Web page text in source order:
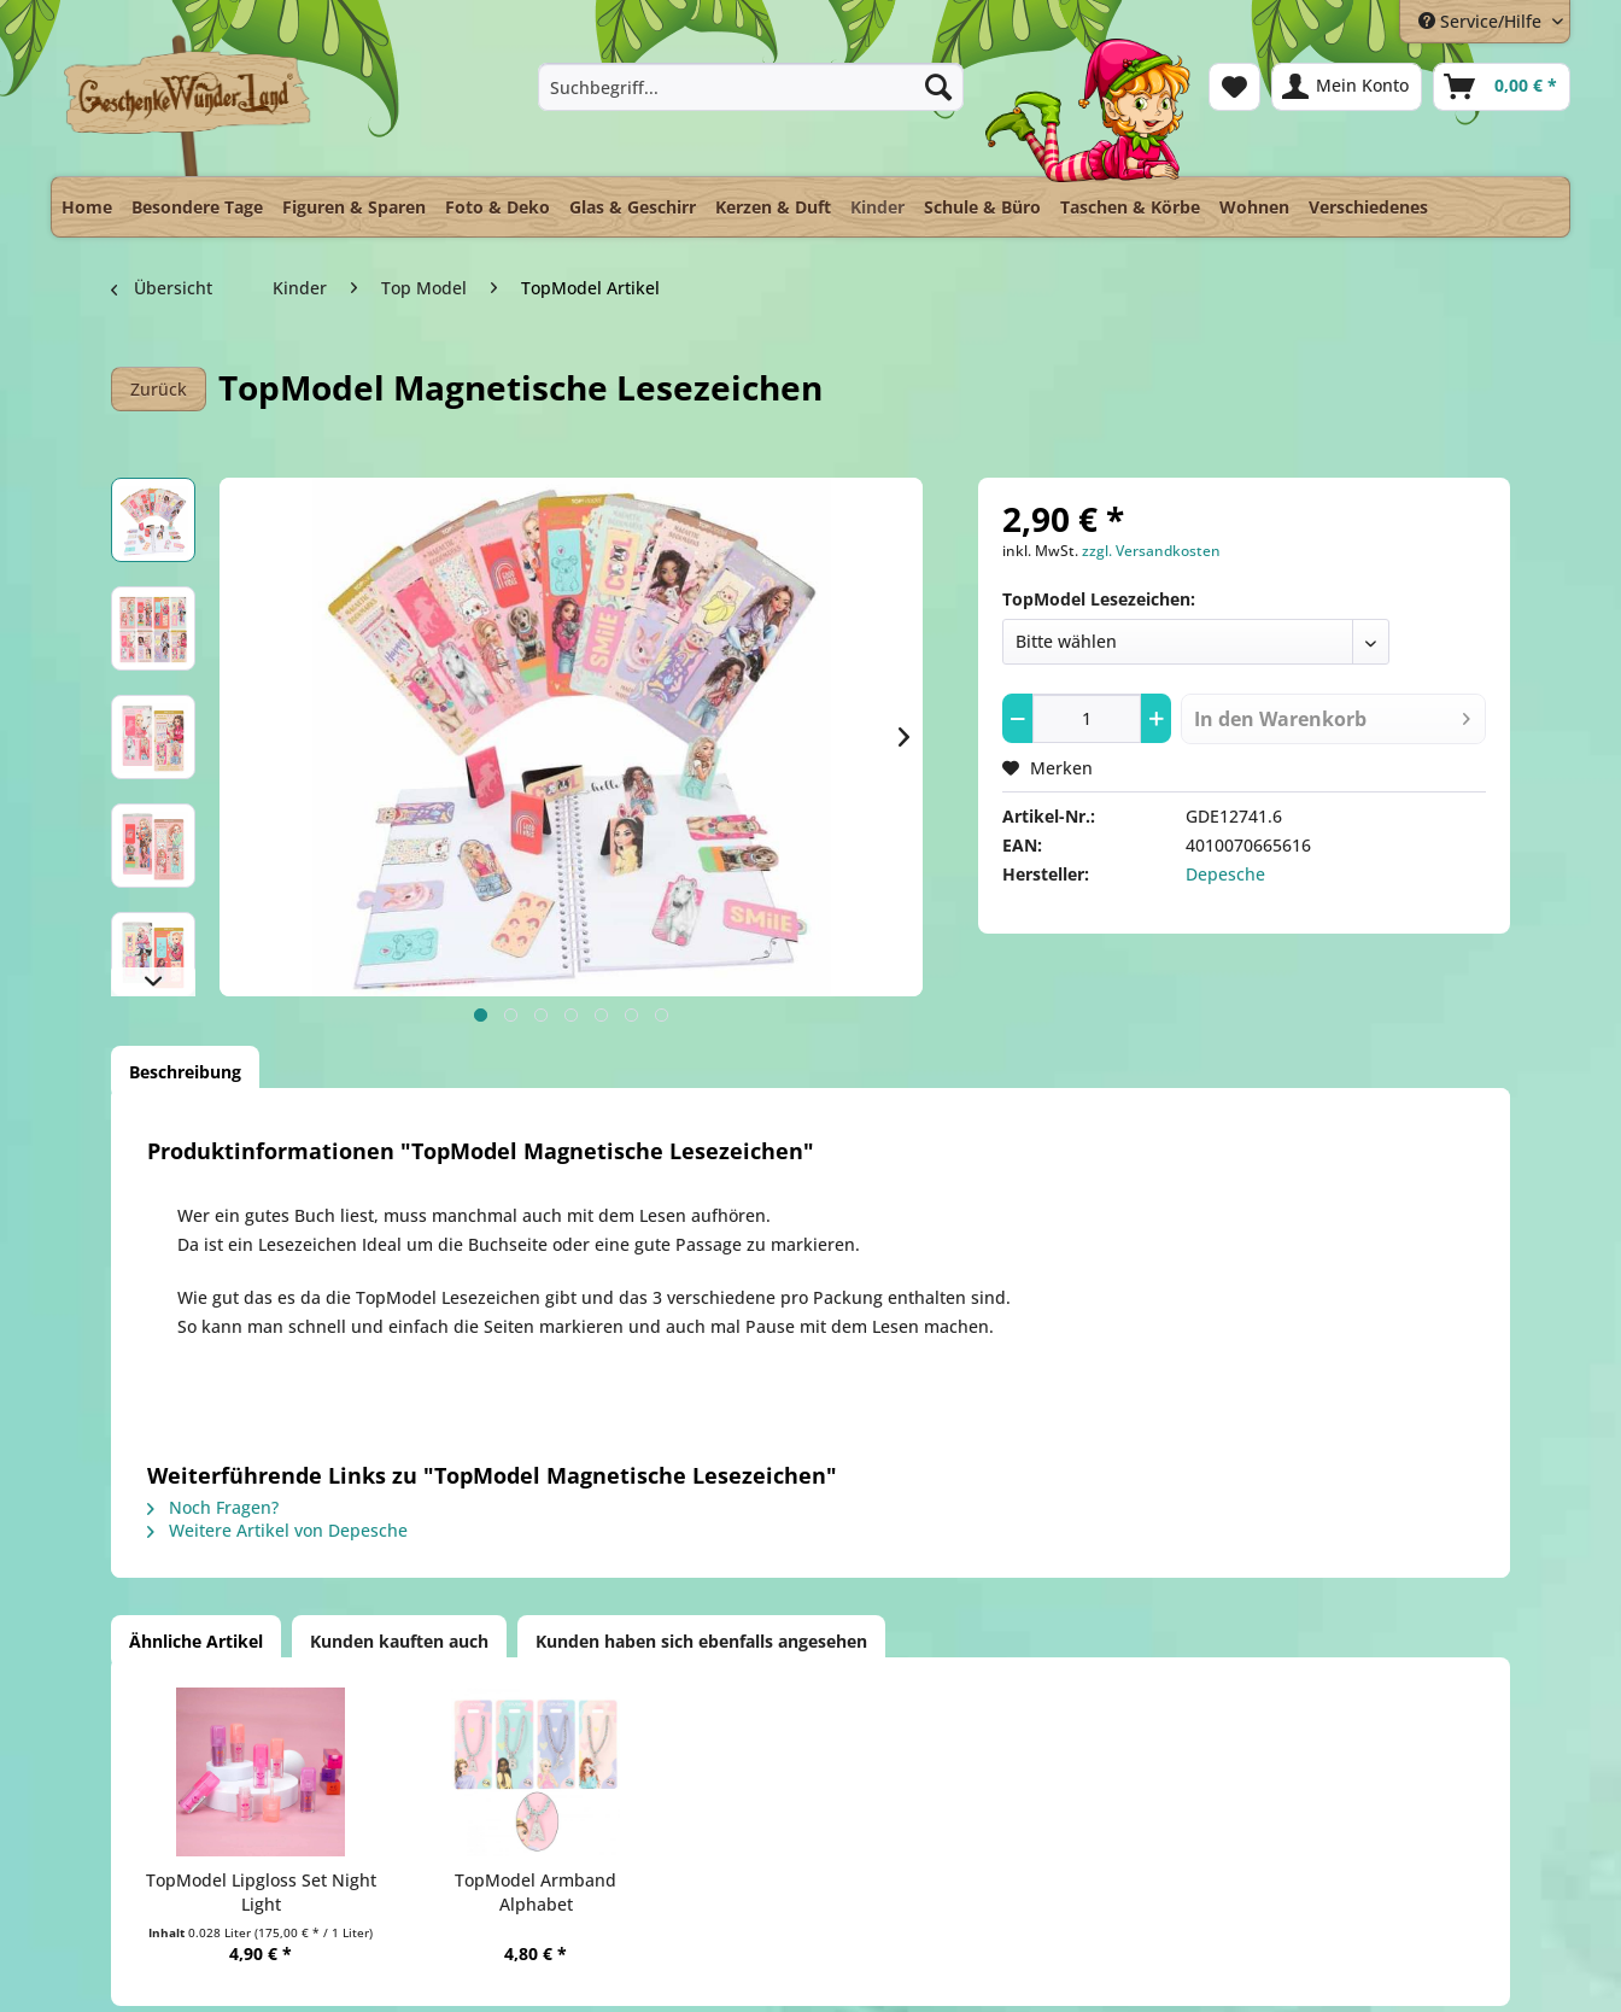
Service/Hilfe
Mein Konto 0,00 € *
Home Besondere Tage Figuren & Sparen Foto & Deko Glas & Geschirr Kerzen & Duft Kinder Schule & Büro Taschen & Körbe Wohnen Verschiedenes
Übersicht Kinder Top Model TopModel Artikel
Zurück TopModel Magnetische Lesezeichen
2,90 € *
inkl. MwSt.zzgl. Versandkosten
TopModel Lesezeichen:
In den Warenkorb
Merken
Artikel-Nr.:
GDE12741.6
EAN:
4010070665616
Hersteller:
Depesche
Beschreibung
Produktinformationen "TopModel Magnetische Lesezeichen"
Wer ein gutes Buch liest, muss manchmal auch mit dem Lesen aufhören.
Da ist ein Lesezeichen Ideal um die Buchseite oder eine gute Passage zu markieren.
Wie gut das es da die TopModel Lesezeichen gibt und das 3 verschiedene pro Packung enthalten sind.
So kann man schnell und einfach die Seiten markieren und auch mal Pause mit dem Lesen machen.
Weiterführende Links zu "TopModel Magnetische Lesezeichen"
Noch Fragen?
Weitere Artikel von Depesche
Ähnliche Artikel Kunden kauften auch Kunden haben sich ebenfalls angesehen
TopModel Lipgloss Set Night
Light
Inhalt 0.028 Liter (175,00 € * / 1 Liter)
4,90 € *
TopModel Armband
Alphabet
4,80 € *